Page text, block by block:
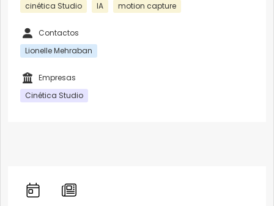
cinética Studio
IA motion capture
Contactos
Lionelle Mehraban
Empresas
Cinética Studio